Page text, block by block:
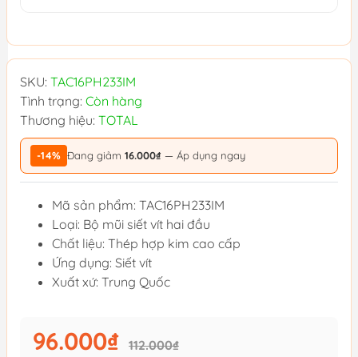
SKU: TAC16PH233IM
Tình trạng: Còn hàng
Thương hiệu: TOTAL
-14% Đang giảm 16.000₫ — Áp dụng ngay
Mã sản phẩm: TAC16PH233IM
Loại: Bộ mũi siết vít hai đầu
Chất liệu: Thép hợp kim cao cấp
Ứng dụng: Siết vít
Xuất xứ: Trung Quốc
96.000₫ 112.000₫